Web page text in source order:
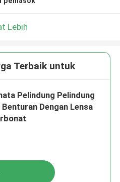
Lebih
Terbaik untuk
Pelindung Pelindung
Benturan Dengan Lensa